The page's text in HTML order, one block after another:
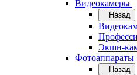
Видеокамеры
Назад
Экшн-
Фотоаппараты
Назад